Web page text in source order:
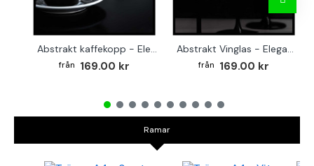
Abstrakt kaffekopp - Elegant kvadratisk köksaffisch
169.00 kr
Abstrakt Vinglas - Elegant kvadratisk affisch till köket
169.00 kr
Ramar